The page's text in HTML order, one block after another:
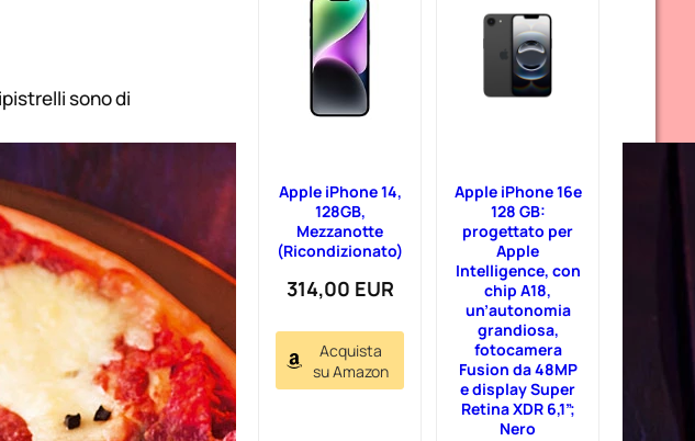
sono di
Apple iPhone 14,
128GB,
Mezzanotte
(Ricondizionato)
314,00 EUR
Acquista
su Amazon
Apple iPhone 16e
128 GB:
progettato per
Apple
Intelligence, con
chip A18,
un’autonomia
grandiosa,
fotocamera
Fusion da 48MP
e display Super
Retina XDR 6,1”;
Nero